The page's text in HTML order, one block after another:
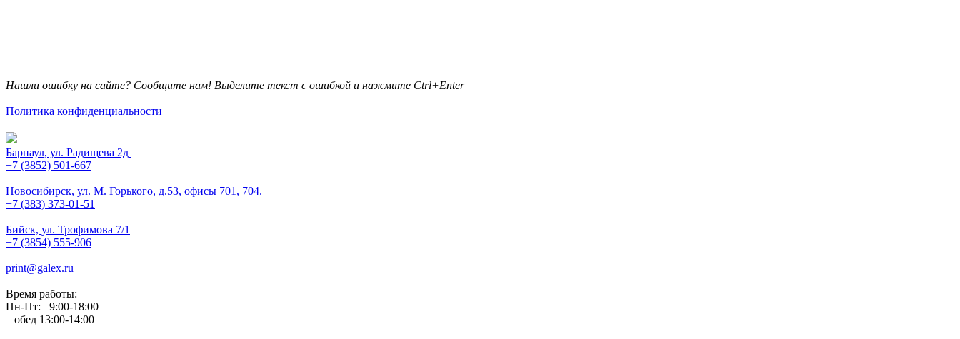
Нашли ошибку на сайте? Сообщите нам! Выделите текст с ошибкой и нажмите Ctrl+Enter
Политика конфиденциальности
Барнаул, ул. Радищева 2д
+7 (3852) 501-667
Новосибирск, ул. М. Горького, д.53, офисы 701, 704.
+7 (383) 373-01-51
Бийск, ул. Трофимова 7/1
+7 (3854) 555-906
print@galex.ru
Время работы:
Пн-Пт: 9:00-18:00
обед 13:00-14:00